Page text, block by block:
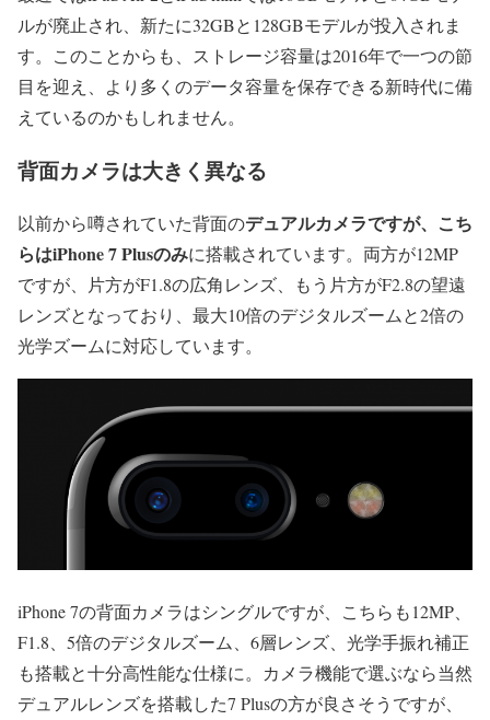
ルが廃止され、新たに32GBと128GBモデルが投入されま
す。このことからも、ストレージ容量は2016年で一つの節
目を迎え、より多くのデータ容量を保存できる新時代に備
えているのかもしれません。
背面カメラは大きく異なる
以前から噂されていた背面のデュアルカメラですが、こち
らはiPhone 7 Plusのみに搭載されています。両方が12MP
ですが、片方がF1.8の広角レンズ、もう片方がF2.8の望遠
レンズとなっており、最大10倍のデジタルズームと2倍の
光学ズームに対応しています。
iPhone 7の背面カメラはシングルですが、こちらも12MP、
F1.8、5倍のデジタルズーム、6層レンズ、光学手振れ補正
も搭載と十分高性能な仕様に。カメラ機能で選ぶなら当然
デュアルレンズを搭載した7 Plusの方が良さそうですが、